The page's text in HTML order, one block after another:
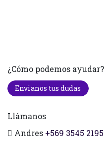
¿Cómo podemos ayudar?
Envianos tus dudas
Llámanos
Andres +569 3545 2195